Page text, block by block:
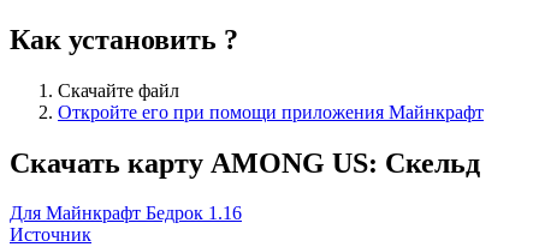
Как установить ?
Скачайте файл
Откройте его при помощи приложения Майнкрафт
Скачать карту AMONG US: Скельд
Для Майнкрафт Бедрок 1.16
Источник